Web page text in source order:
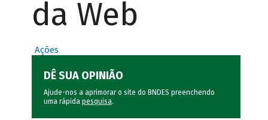
da Web
Ações
DÊ SUA OPINIÃO
Ajude-nos a aprimorar o site do BNDES preenchendo
uma rápida pesquisa.